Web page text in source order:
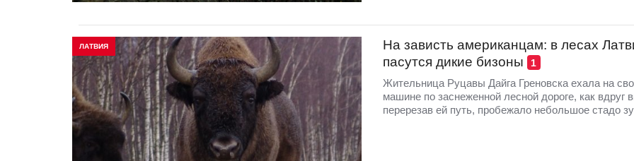
ЛАТВИЯ
На зависть американцам: в лесах
пасутся дикие бизоны
1
Жительница Руцавы Дайга Греновска ехала на
машине по заснеженной лесной дороге, как вдруг
перерезав ей путь, пробежало небольшое стадо